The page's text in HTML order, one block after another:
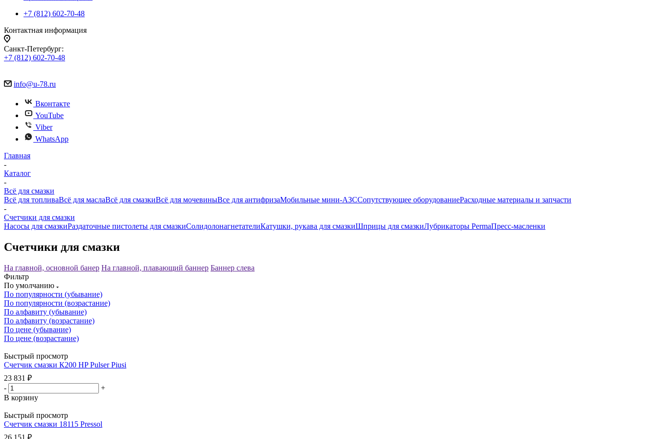
+7 (812) 602-70-48
Контактная информация
Санкт-Петербург:
+7 (812) 602-70-48
info@u-78.ru
Вконтакте
YouTube
Viber
WhatsApp
Главная
-
Каталог
-
Всё для смазки
Всё для топливаВсё для маслаВсё для смазкиВсё для мочевиныВсе для антифризаМобильные мини-АЗССопутствующее оборудованиеРасходные материалы и запчасти
-
Счетчики для смазки
Насосы для смазкиРаздаточные пистолеты для смазкиСолидолонагнетателиКатушки, рукава для смазкиШприцы для смазкиЛубрикаторы PermaПресс-масленки
Счетчики для смазки
На главной, основной банер На главной, плавающий баннер Баннер слева
Фильтр
По умолчанию
По популярности (убывание)
По популярности (возрастание)
По алфавиту (убывание)
По алфавиту (возрастание)
По цене (убывание)
По цене (возрастание)
Быстрый просмотр
Счетчик смазки К200 HP Pulser Piusi
23 831 ₽
-
+
В корзину
Быстрый просмотр
Счетчик смазки 18115 Pressol
26 151 ₽